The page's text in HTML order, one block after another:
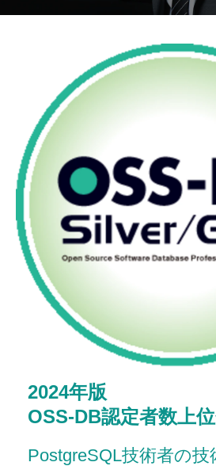
2024年版
OSS-DB認定者数上
PostgreSQL技術者の技